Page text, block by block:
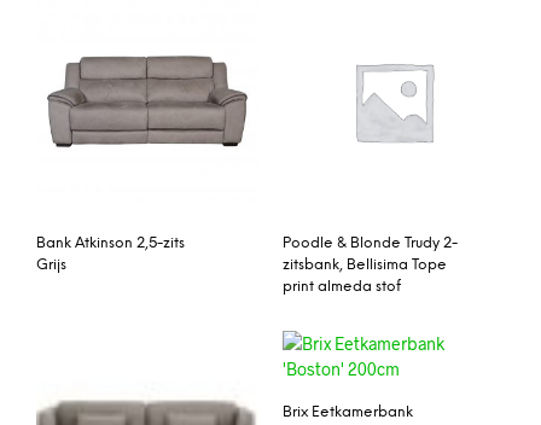
Bank Atkinson 2,5-zits
Grijs
Poodle & Blonde Trudy 2-
zitsbank, Bellisima Tope
print almeda stof
Brix Eetkamerbank